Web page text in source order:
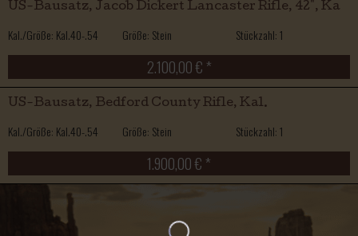
US-Bausatz, Jacob Dickert Lancaster Rifle, 42", Ka
Kal./Größe: Kal.40-.54 Größe: Stein Stückzahl: 1
2.100,00 € *
US-Bausatz, Bedford County Rifle, Kal.
Kal./Größe: Kal.40-.54 Größe: Stein Stückzahl: 1
1.900,00 € *